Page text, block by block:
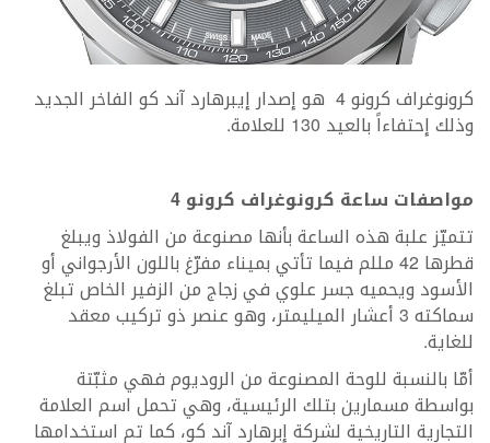
كرونوغراف كرونو 4 هو إصدار إيبرهارد آند كو الفاخر الجديد
وذلك إحتفاءاً بالعيد 130 للعلامة.
مواصفات ساعة كرونوغراف كرونو 4
تتميّز علبة هذه الساعة بأنها مصنوعة من الفولاذ ويبلغ
قطرها 42 مللم فيما تأتي بميناء مفرّغ باللون الأرجواني أو
الأسود ويحميه جسر علوي في زجاج من الزفير الخاص تبلغ
سماكته 3 أعشار الميليمتر، وهو عنصر ذو تركيب معقد
للغاية.
أمّا بالنسبة للوحة المصنوعة من الروديوم فهي مثبّتة
بواسطة مسمارين بتلك الرئيسية، وهي تحمل اسم العلامة
التجارية التاريخية لشركة إبرهارد آند كو، كما تم استخدامها